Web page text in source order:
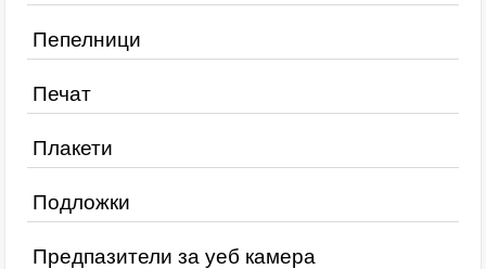
Пепелници
Печат
Плакети
Подложки
Предпазители за уеб камера